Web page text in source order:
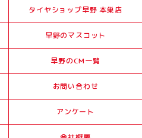
タイヤショップ早野 本巣店
早野のマスコット
早野のCM一覧
お問い合わせ
アンケート